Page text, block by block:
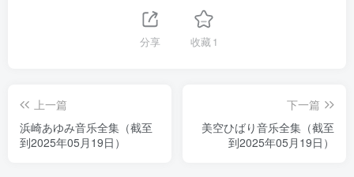
分享 收藏 1
上一篇
浜崎あゆみ音乐全集（截至
到2025年05月19日）
下一篇
美空ひばり音乐全集（截至
到2025年05月19日）